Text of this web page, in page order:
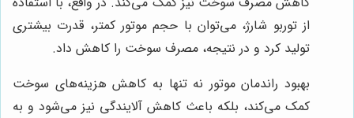
از توربو شارژ، می‌توان با حجم موتور کمتر، قدرت بیشتری
تولید کرد و در نتیجه، مصرف سوخت را کاهش داد.
بهبود راندمان موتور نه تنها به کاهش هزینه‌های سوخت
کمک می‌کند، بلکه باعث کاهش آلایندگی نیز می‌شود و به